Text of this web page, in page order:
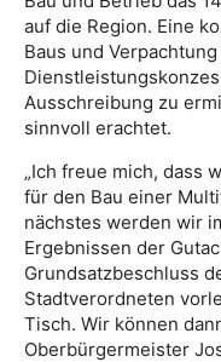
auf die Region. Eine
Baus und
Ausschreibung zu
sinnvoll erachtet.
„Ich freue mich, dass
für den Bau einer
nächstes werden wir
Ergebnissen der
Grundsatzbeschluss
Stadtverordneten
Tisch. Wir können
Oberbürgermeister